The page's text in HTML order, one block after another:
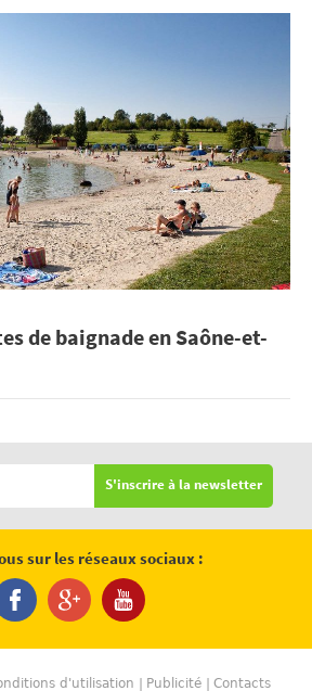
de baignade en Saône-et-
S'inscrire à la newsletter
sur les réseaux sociaux :
d'utilisation Publicité Contacts